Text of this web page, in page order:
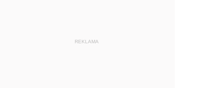
REKLAMA